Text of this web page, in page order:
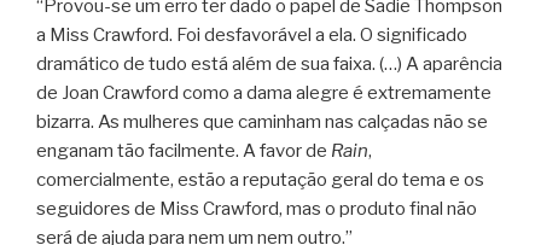
“Provou-se um erro ter dado o papel de Sadie Thompson
a Miss Crawford. Foi desfavorável a ela. O significado
dramático de tudo está além de sua faixa. (…) A aparência
de Joan Crawford como a dama alegre é extremamente
bizarra. As mulheres que caminham nas calçadas não se
enganam tão facilmente. A favor de Rain,
comercialmente, estão a reputação geral do tema e os
seguidores de Miss Crawford, mas o produto final não
será de ajuda para nem um nem outro.”